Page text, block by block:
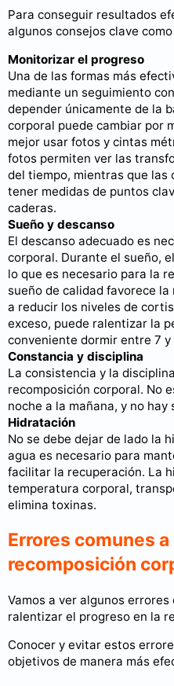
Para conseguir resultados
algunos consejos clave
Monitorizar el progreso
Una de las formas más
mediante un seguimiento
depender únicamente de la
corporal puede cambiar por
mejor usar fotos y cintas
fotos permiten ver las
del tiempo, mientras que las
tener medidas de puntos
caderas.
Sueño y descanso
El descanso adecuado es
corporal. Durante el sueño,
lo que es necesario para la
sueño de calidad favorece
a reducir los niveles de
exceso, puede ralentizar la
conveniente dormir entre 7 y
Constancia y disciplina
La consistencia y la
recomposición corporal. No
noche a la mañana, y no hay
Hidratación
No se debe dejar de lado la
agua es necesario para
facilitar la recuperación. La
temperatura corporal,
elimina toxinas.
Errores comunes
recomposición
Vamos a ver algunos errores
ralentizar el progreso en la
Conocer y evitar estos
objetivos de manera más